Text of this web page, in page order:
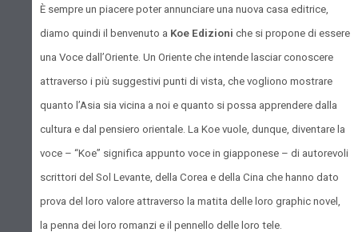
È sempre un piacere poter annunciare una nuova casa editrice,
diamo quindi il benvenuto a Koe Edizioni che si propone di essere
una Voce dall’Oriente. Un Oriente che intende lasciar conoscere
attraverso i più suggestivi punti di vista, che vogliono mostrare
quanto l’Asia sia vicina a noi e quanto si possa apprendere dalla
cultura e dal pensiero orientale. La Koe vuole, dunque, diventare la
voce – “Koe” significa appunto voce in giapponese – di autorevoli
scrittori del Sol Levante, della Corea e della Cina che hanno dato
prova del loro valore attraverso la matita delle loro graphic novel,
la penna dei loro romanzi e il pennello delle loro tele.